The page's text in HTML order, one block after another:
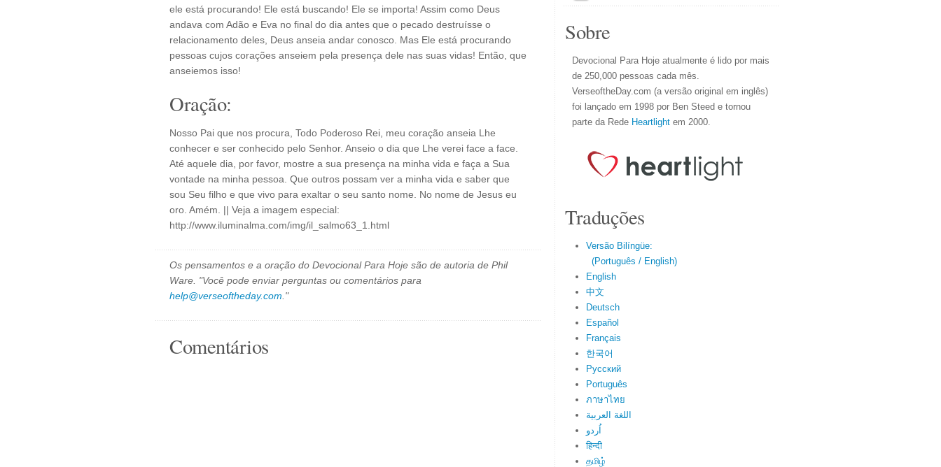
ele está procurando! Ele está buscando! Ele se importa! Assim como Deus
andava com Adão e Eva no final do dia antes que o pecado destruísse o
relacionamento deles, Deus anseia andar conosco. Mas Ele está procurando
pessoas cujos corações anseiem pela presença dele nas suas vidas! Então, que
anseiemos isso!
Oração:
Nosso Pai que nos procura, Todo Poderoso Rei, meu coração anseia Lhe
conhecer e ser conhecido pelo Senhor. Anseio o dia que Lhe verei face a face.
Até aquele dia, por favor, mostre a sua presença na minha vida e faça a Sua
vontade na minha pessoa. Que outros possam ver a minha vida e saber que
sou Seu filho e que vivo para exaltar o seu santo nome. No nome de Jesus eu
oro. Amém. || Veja a imagem especial:
http://www.iluminalma.com/img/il_salmo63_1.html
Os pensamentos e a oração do Devocional Para Hoje são de autoria de Phil
Ware. "Você pode enviar perguntas ou comentários para
help@verseoftheday.com ."
Comentários
Sobre
Devocional Para Hoje atualmente é lido por mais
de 250,000 pessoas cada mês.
VerseoftheDay.com (a versão original em inglês)
foi lançado em 1998 por Ben Steed e tornou
parte da Rede Heartlight em 2000.
Traduções
Versão Bilíngüe:
(Português / English)
English
中文
Deutsch
Español
Français
한국어
Русский
Português
ภาษาไทย
اللغة العربية
اُردو
हिन्दी
தமிழ்